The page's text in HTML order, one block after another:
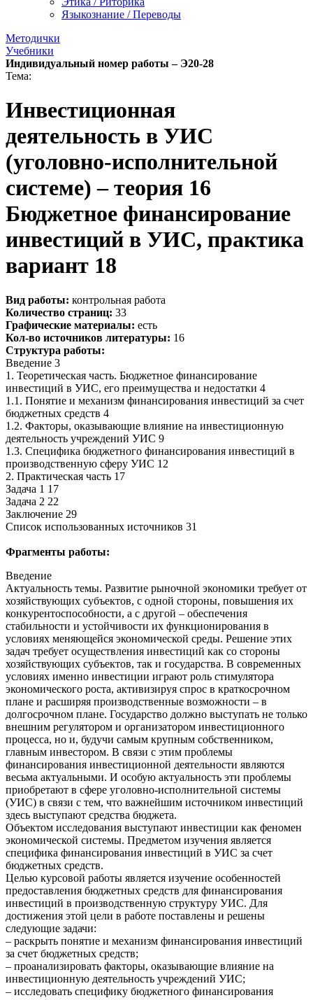
Языкознание / Переводы
Методички
Учебники
Индивидуальный номер работы – Э20-28
Тема:
Инвестиционная
деятельность в УИС
(уголовно-исполнительной
системе) – теория 16
Бюджетное финансирование
инвестиций в УИС, практика
вариант 18
Вид работы: контрольная работа
Количество страниц: 33
Графические материалы: есть
Кол-во источников литературы: 16
Структура работы:
Введение 3
1. Теоретическая часть. Бюджетное финансирование
инвестиций в УИС, его преимущества и недостатки 4
1.1. Понятие и механизм финансирования инвестиций за счет
бюджетных средств 4
1.2. Факторы, оказывающие влияние на инвестиционную
деятельность учреждений УИС 9
1.3. Специфика бюджетного финансирования инвестиций в
производственную сферу УИС 12
2. Практическая часть 17
Задача 1 17
Задача 2 22
Заключение 29
Список использованных источников 31
Фрагменты работы:
Введение
Актуальность темы. Развитие рыночной экономики требует от
хозяйствующих субъектов, с одной стороны, повышения их
конкурентоспособности, а с другой – обеспечения
стабильности и устойчивости их функционирования в
условиях меняющейся экономической среды. Решение этих
задач требует осуществления инвестиций как со стороны
хозяйствующих субъектов, так и государства. В современных
условиях именно инвестиции играют роль стимулятора
экономического роста, активизируя спрос в краткосрочном
плане и расширяя производственные возможности – в
долгосрочном плане. Государство должно выступать не только
внешним регулятором и организатором инвестиционного
процесса, но и, будучи самым крупным собственником,
главным инвестором. В связи с этим проблемы
финансирования инвестиционной деятельности являются
весьма актуальными. И особую актуальность эти проблемы
приобретают в сфере уголовно-исполнительной системы
(УИС) в связи с тем, что важнейшим источником инвестиций
здесь выступают средства бюджета.
Объектом исследования выступают инвестиции как феномен
экономической системы. Предметом изучения является
специфика финансирования инвестиций в УИС за счет
бюджетных средств.
Целью курсовой работы является изучение особенностей
предоставления бюджетных средств для финансирования
инвестиций в производственную структуру УИС. Для
достижения этой цели в работе поставлены и решены
следующие задачи:
– раскрыть понятие и механизм финансирования инвестиций
за счет бюджетных средств;
– проанализировать факторы, оказывающие влияние на
инвестиционную деятельность учреждений УИС;
– исследовать специфику бюджетного финансирования